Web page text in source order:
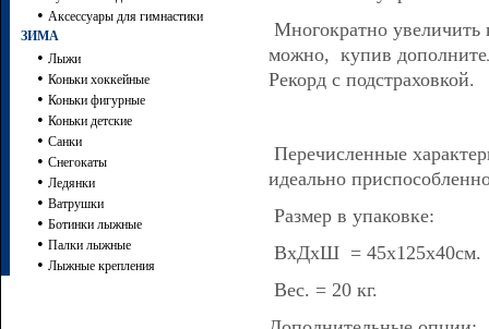
• Аксессуары для гимнастики
ЗИМА
• Лыжи
• Коньки хоккейные
• Коньки фигурные
• Коньки детские
• Санки
• Снегокаты
• Ледянки
• Ватрушки
• Ботинки лыжные
• Палки лыжные
• Лыжные крепления
Многократно
можно, купив
Рекорд с подстраховкой.
Перечисленные
идеально
Размер в упаковке:
ВхДхШ = 45х125х40см.
Вес. = 20 кг.